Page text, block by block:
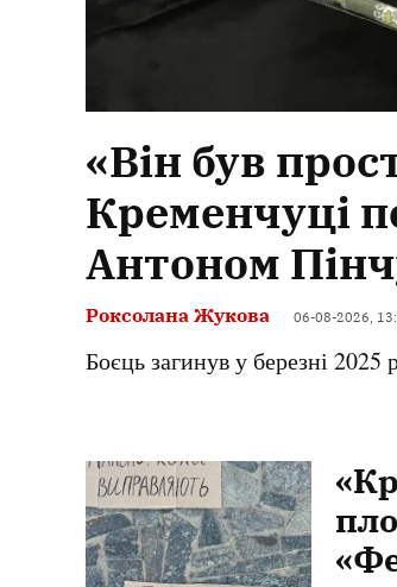
«Він був
Кременчуці
Антоном
Роксолана Жукова 06-08-2026,
Боєць загинув у березні